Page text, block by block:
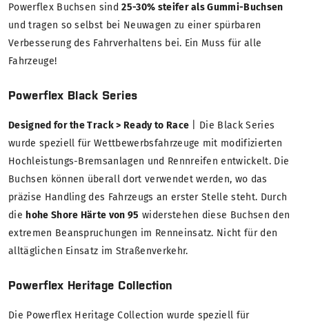
Powerflex Buchsen sind25-30% steifer als Gummi-Buchsen
und tragen so selbst bei Neuwagen zu einer spürbaren
Verbesserung des Fahrverhaltens bei. Ein Muss für alle
Fahrzeuge!
Powerflex Black Series
Designed for the Track > Ready to Race | Die Black Series
wurde speziell für Wettbewerbsfahrzeuge mit modifizierten
Hochleistungs-Bremsanlagen und Rennreifen entwickelt. Die
Buchsen können überall dort verwendet werden, wo das
präzise Handling des Fahrzeugs an erster Stelle steht. Durch
die hohe Shore Härte von 95 widerstehen diese Buchsen den
extremen Beanspruchungen im Renneinsatz. Nicht für den
alltäglichen Einsatz im Straßenverkehr.
Powerflex Heritage Collection
Die Powerflex Heritage Collection wurde speziell für